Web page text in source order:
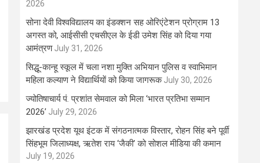
2026
सोना देवी विश्वविद्यालय का इंडक्शन सह ओरिएंटेशन प्रोग्राम 13
अगस्त को, आईसीसी एचसीएल के ईडी उमेश सिंह को दिया गया
आमंत्रण July 31, 2026
सिद्धू-कान्हू स्कूल में चला नशा मुक्ति अभियान पुलिस व स्वाभिमान
महिला कल्याण ने विद्यार्थियों को किया जागरूक July 30, 2026
ज्योतिषाचार्य पं. प्रशांत सेमवाल को मिला ‘भारत प्रतिभा सम्मान
2026’ July 29, 2026
झारखंड प्रदेश यूथ इंटक में संगठनात्मक विस्तार, रोहन सिंह बने पूर्वी
सिंहभूम जिलाध्यक्ष, ऋतेश राय ‘जैकी’ को सोशल मीडिया की कमान
July 19, 2026